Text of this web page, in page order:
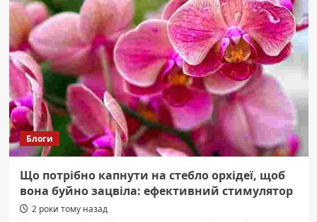
самокат
Globber
для
вашої
дитини
Блоги
Що потрібно капнути на стебло орхідеї, щоб
вона буйно зацвіла: ефективний стимулятор
2 роки тому назад